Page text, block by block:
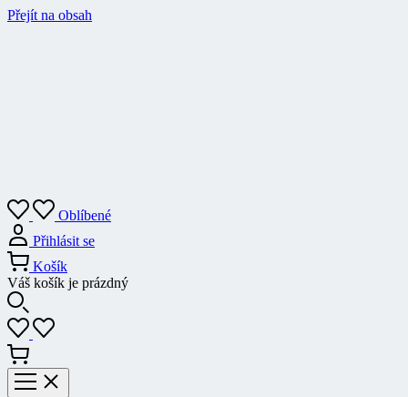
Přejít na obsah
Oblíbené
Přihlásit se
Košík
Váš košík je prázdný